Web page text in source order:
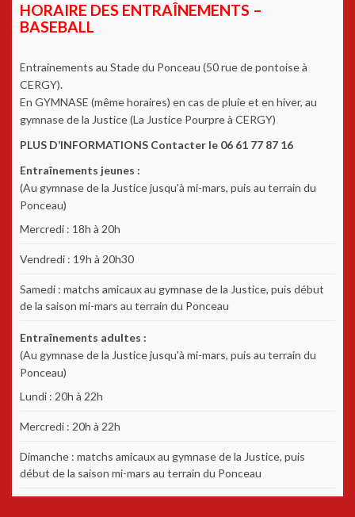
HORAIRE DES ENTRAÎNEMENTS –
BASEBALL
Entrainements au Stade du Ponceau (50 rue de pontoise à
CERGY).
En GYMNASE (même horaires) en cas de pluie et en hiver, au
gymnase de la Justice (La Justice Pourpre à CERGY)
PLUS D’INFORMATIONS Contacter le 06 61 77 87 16
Entraînements jeunes :
(Au gymnase de la Justice jusqu'à mi-mars, puis au terrain du
Ponceau)
Mercredi : 18h à 20h
Vendredi : 19h à 20h30
Samedi : matchs amicaux au gymnase de la Justice, puis début
de la saison mi-mars au terrain du Ponceau
Entraînements adultes :
(Au gymnase de la Justice jusqu'à mi-mars, puis au terrain du
Ponceau)
Lundi : 20h à 22h
Mercredi : 20h à 22h
Dimanche : matchs amicaux au gymnase de la Justice, puis
début de la saison mi-mars au terrain du Ponceau